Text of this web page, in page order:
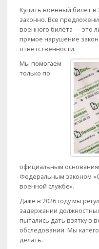
Купить военный билет
законно. Все
военного билета — это
прямое нарушение
ответственности.
Мы помогаем
только по
официальным
Федеральным законом
военной службе».
Даже в 2026 году мы
задержании
пытались дать взятку в
обследовании. Мы
делать.